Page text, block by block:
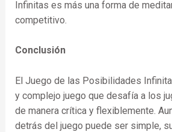
Infinitas es más una forma de
competitivo.
Conclusión
El Juego de las Posibilidades
y complejo juego que desafía a los
de manera crítica y flexiblemente.
detrás del juego puede ser simple,